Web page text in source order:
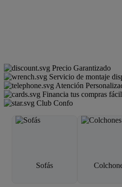
Precio Garantizado
Servicio de montaje
Atención
Financia tus compras
Club Confo
Sofás